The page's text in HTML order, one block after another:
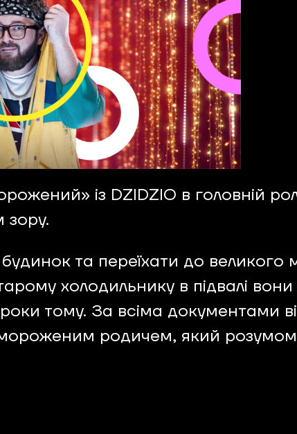
із DZIDZIO в головній
зору.
та переїхати до великого
холодильнику в підвалі
тому. За всіма документами
родичем, який